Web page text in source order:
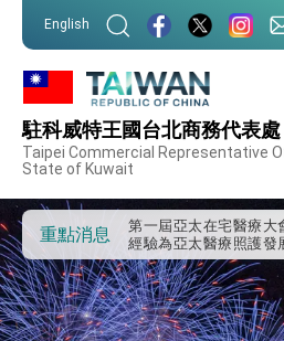
English
駐科威特王國台北商務代表處
Taipei Commercial Representative
State of Kuwait
重點消息
外交部重要言論
事處」，進一步深化台
第一屆亞太在宅醫療
經驗為亞太醫療照護發
外交部發布WHA文宣影
及「台灣智慧醫療與健
世界展現台灣守護全球
總統出訪史瓦帝尼返
走向世界 盼與理念相